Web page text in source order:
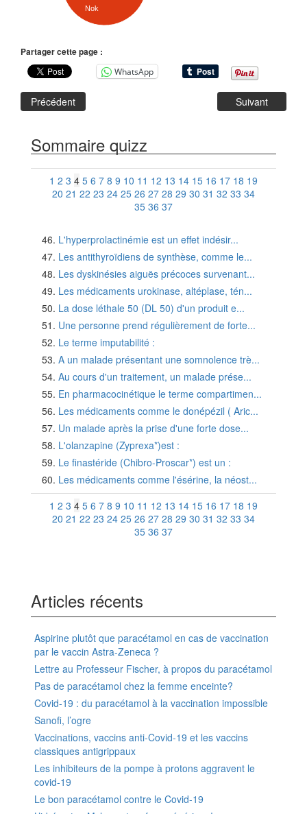
Nok
Partager cette page :
WhatsApp
Précédent Suivant
Sommaire quizz
1 2 3 4 5 6 7 8 9 10 11 12 13 14 15 16 17 18 19
20 21 22 23 24 25 26 27 28 29 30 31 32 33 34
35 36 37
L'hyperprolactinémie est un effet indésir...
Les antithyroïdiens de synthèse, comme le...
Les dyskinésies aiguës précoces survenant...
Les médicaments urokinase, altéplase, tén...
La dose léthale 50 (DL 50) d'un produit e...
Une personne prend régulièrement de forte...
Le terme imputabilité :
A un malade présentant une somnolence trè...
Au cours d'un traitement, un malade prése...
En pharmacocinétique le terme compartimen...
Les médicaments comme le donépézil ( Aric...
Un malade après la prise d'une forte dose...
L'olanzapine (Zyprexa*)est :
Le finastéride (Chibro-Proscar*) est un :
Les médicaments comme l'ésérine, la néost...
1 2 3 4 5 6 7 8 9 10 11 12 13 14 15 16 17 18 19
20 21 22 23 24 25 26 27 28 29 30 31 32 33 34
35 36 37
Articles récents
Aspirine plutôt que paracétamol en cas de vaccination
par le vaccin Astra-Zeneca ?
Lettre au Professeur Fischer, à propos du paracétamol
Pas de paracétamol chez la femme enceinte?
Covid-19 : du paracétamol à la vaccination impossible
Sanofi, l’ogre
Vaccinations, vaccins anti-Covid-19 et les vaccins
classiques antigrippaux
Les inhibiteurs de la pompe à protons aggravent le
covid-19
Le bon paracétamol contre le Covid-19